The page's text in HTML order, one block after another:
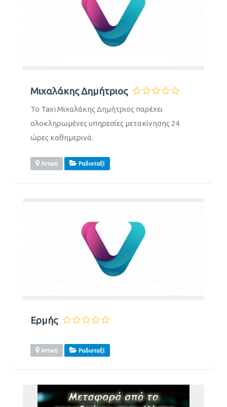
Mιχαλάκης Δημήτριος
Το Taxi Mιχαλάκης Δημήτριος παρέχει
ολοκληρωμένες υπηρεσίες μετακίνησης 24
ώρες καθημερινά.
Αττική Ραδιοταξί
Ερμής
Αττική Ραδιοταξί